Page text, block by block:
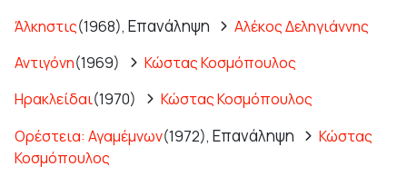
Άλκηστις(1968), Επανάληψη
Αλέκος Δεληγιάννης
Αντιγόνη(1969)
Κώστας Κοσμόπουλος
Ηρακλείδαι(1970)
Κώστας Κοσμόπουλος
Ορέστεια: Αγαμέμνων(1972), Επανάληψη
Κώστας
Κοσμόπουλος